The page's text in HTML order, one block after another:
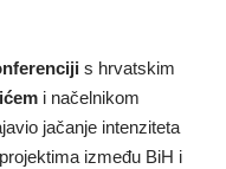
s hrvatskim
i načelnikom
jačanje intenziteta
između BiH i